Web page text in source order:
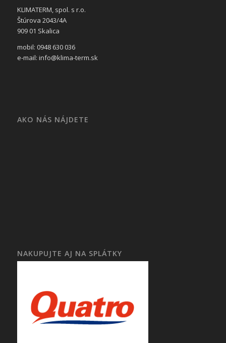
KLIMATERM, spol. s r.o.
Štúrova 2043/4A
909 01 Skalica
mobil: 0948 630 036
e-mail: info@klima-term.sk
AKO NÁS NÁJDETE
NAKUPUJTE AJ NA SPLÁTKY